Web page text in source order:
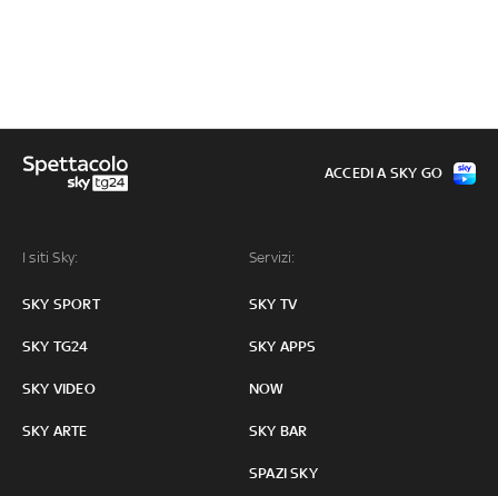
I siti Sky:
SKY SPORT
SKY TG24
SKY VIDEO
SKY ARTE
Servizi:
SKY TV
SKY APPS
NOW
SKY BAR
SPAZI SKY
ACCEDI A SKY GO